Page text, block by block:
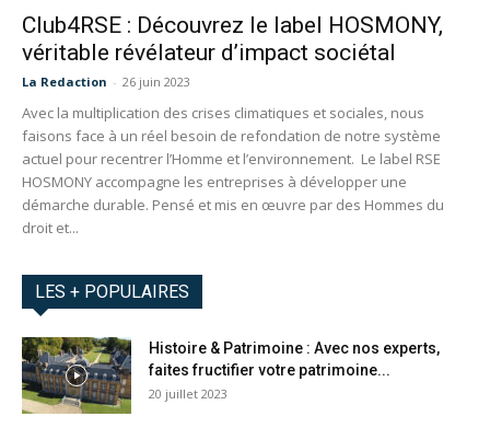
Club4RSE : Découvrez le label HOSMONY,
véritable révélateur d’impact sociétal
La Redaction - 26 juin 2023
Avec la multiplication des crises climatiques et sociales, nous
faisons face à un réel besoin de refondation de notre système
actuel pour recentrer l’Homme et l’environnement. Le label RSE
HOSMONY accompagne les entreprises à développer une
démarche durable. Pensé et mis en œuvre par des Hommes du
droit et...
LES + POPULAIRES
Histoire & Patrimoine : Avec nos experts,
faites fructifier votre patrimoine...
20 juillet 2023